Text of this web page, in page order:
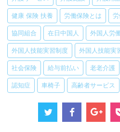
健康 保険 扶養 労働保険とは
協同組合 在日中国人 外国人労
外国人技能実習制度 外国人技能実
社会保険 給与前払い 老老介護
認知症 車椅子 高齢者サービス